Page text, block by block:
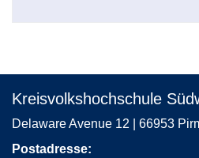
Kreisvolkshochschule
Delaware Avenue 12 | 66953
Postadresse: